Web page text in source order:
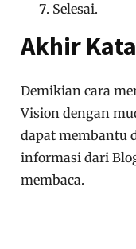
Selesai.
Akhir Kata
Demikian cara
Vision dengan
dapat membantu
informasi dari
membaca.